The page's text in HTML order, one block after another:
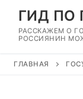
Перейти
содержимому
ГИД ПО
РАССКАЖЕМ О
РОССИЯНИН
ГЛАВНАЯ